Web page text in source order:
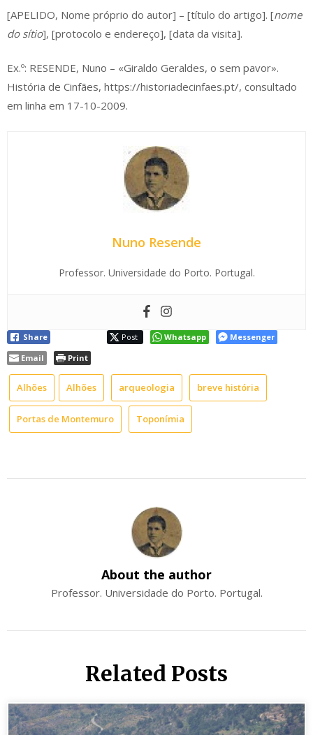
[APELIDO, Nome próprio do autor] – [título do artigo]. [nome
do sítio], [protocolo e endereço], [data da visita].
Ex.º: RESENDE, Nuno – «Giraldo Geraldes, o sem pavor».
História de Cinfães, https://historiadecinfaes.pt/, consultado
em linha em 17-10-2009.
Nuno Resende
Professor. Universidade do Porto. Portugal.
Share Post Whatsapp
Messenger
Email
Print
Alhões Alhões arqueologia breve história
Portas de Montemuro Toponímia
About the author
Professor. Universidade do Porto. Portugal.
Related Posts